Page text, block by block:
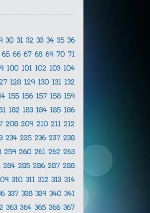
30 31 32 33 34 35 36
65 66 67 68 69 70 71
100 101 102 103 104
128 129 130 131 132
155 156 157 158 159
182 183 184 185 186
208 209 210 211 212
234 235 236 237 238
259 260 261 262 263
284 285 286 287 288
310 311 312 313 314
337 338 339 340 341
363 364 365 366 367